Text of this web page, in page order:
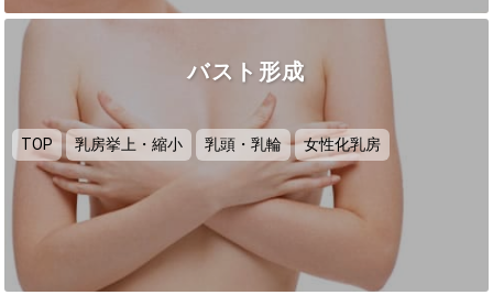
バスト形成
TOP 乳房挙上・縮小 乳頭・乳輪 女性化乳房